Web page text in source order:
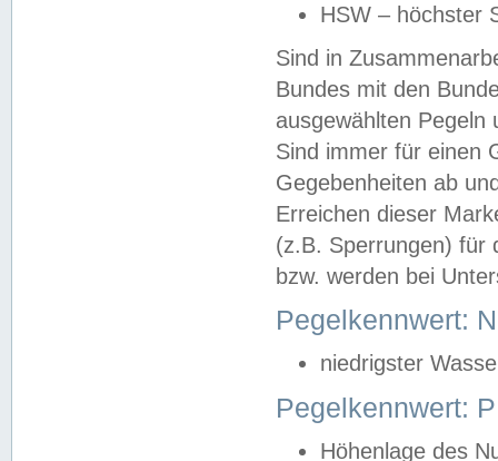
HSW – höchster
Sind in
Bundes mit den
ausgewählten
Sind immer für einen
Gegebenheiten ab
Erreichen dieser
(z.B. Sperrungen) für
bzw. werden bei
Pegelkennwert:
niedrigster
Pegelkennwert:
Höhenlage des